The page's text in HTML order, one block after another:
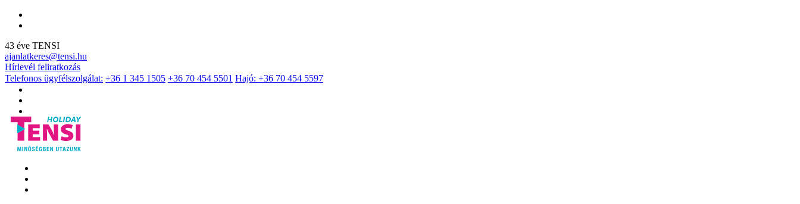
43 éve TENSI
ajanlatkeres@tensi.hu
Hírlevél feliratkozás
Telefonos ügyfélszolgálat: +36 1 345 1505 +36 70 454 5501 Hajó: +36 70 454 5597